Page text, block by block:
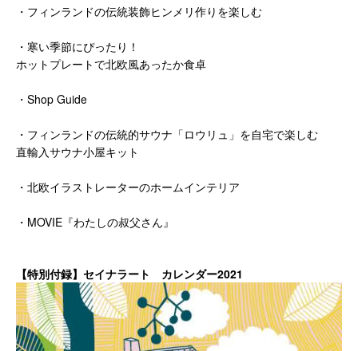
・フィンランドの伝統装飾ヒンメリ作りを楽しむ
・寒い季節にぴったり！
ホットプレートで北欧風あったか食卓
・Shop Guide
・フィンランドの伝統的サウナ「ロウリュ」を自宅で楽しむ
直輸入サウナ小屋キット
・北欧イラストレーターのホームインテリア
・MOVIE『わたしの叔父さん』
【特別付録】セイナラート カレンダー2021